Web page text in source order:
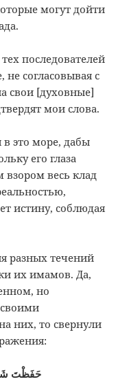
могут дойти
последователей
не согласовывая с
свои [духовные]
мои слова.
в это море, дабы
его глаза
взором весь клад
истину, соблюдая
разных течений
их имамов. Да,
но
них, то свернули
حَفَظْتَ